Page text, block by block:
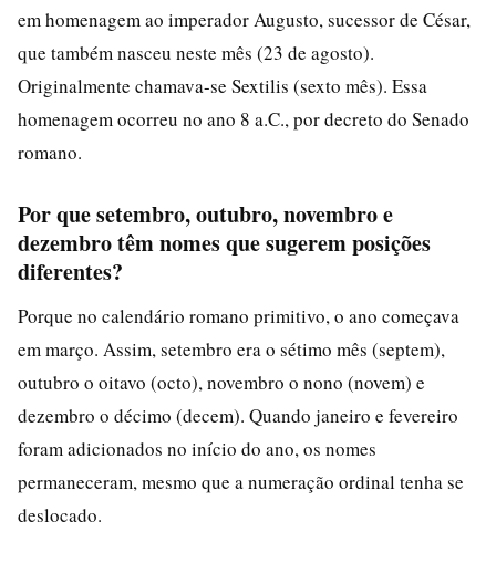
em homenagem ao imperador Augusto, sucessor de César,
que também nasceu neste mês (23 de agosto).
Originalmente chamava-se Sextilis (sexto mês). Essa
homenagem ocorreu no ano 8 a.C., por decreto do Senado
romano.
Por que setembro, outubro, novembro e
dezembro têm nomes que sugerem posições
diferentes?
Porque no calendário romano primitivo, o ano começava
em março. Assim, setembro era o sétimo mês (septem),
outubro o oitavo (octo), novembro o nono (novem) e
dezembro o décimo (decem). Quando janeiro e fevereiro
foram adicionados no início do ano, os nomes
permaneceram, mesmo que a numeração ordinal tenha se
deslocado.